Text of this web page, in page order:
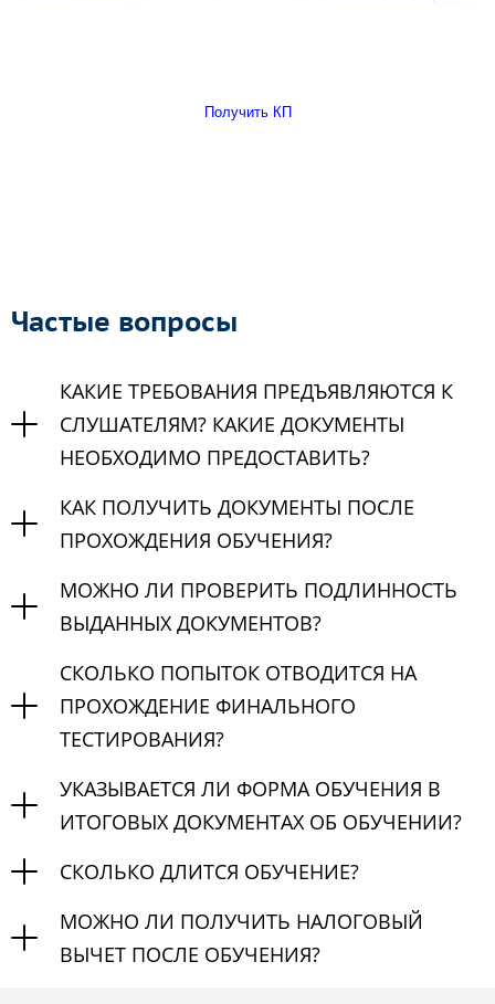
Получить КП
Частые вопросы
КАКИЕ ТРЕБОВАНИЯ ПРЕДЪЯВЛЯЮТСЯ К
СЛУШАТЕЛЯМ? КАКИЕ ДОКУМЕНТЫ
НЕОБХОДИМО ПРЕДОСТАВИТЬ?
КАК ПОЛУЧИТЬ ДОКУМЕНТЫ ПОСЛЕ
ПРОХОЖДЕНИЯ ОБУЧЕНИЯ?
МОЖНО ЛИ ПРОВЕРИТЬ ПОДЛИННОСТЬ
ВЫДАННЫХ ДОКУМЕНТОВ?
СКОЛЬКО ПОПЫТОК ОТВОДИТСЯ НА
ПРОХОЖДЕНИЕ ФИНАЛЬНОГО
ТЕСТИРОВАНИЯ?
УКАЗЫВАЕТСЯ ЛИ ФОРМА ОБУЧЕНИЯ В
ИТОГОВЫХ ДОКУМЕНТАХ ОБ ОБУЧЕНИИ?
СКОЛЬКО ДЛИТСЯ ОБУЧЕНИЕ?
МОЖНО ЛИ ПОЛУЧИТЬ НАЛОГОВЫЙ
ВЫЧЕТ ПОСЛЕ ОБУЧЕНИЯ?